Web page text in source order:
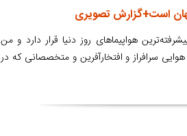
قاهر ۳۱۳ در ردیف پیشرفته‌ترین هواپیماهای روز دنیا قرار دارد و من
سرافراز و افتخار‌آفرین و متخصصانی که در